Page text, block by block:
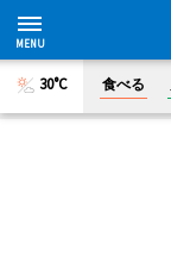
30°C 食べる